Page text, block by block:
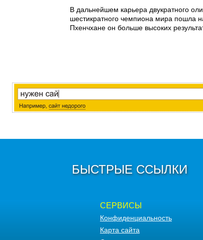
В дальнейшем карьера двукратного
шестикратного чемпиона мира пошла
Пхенчхане он больше высоких
БЫСТРЫЕ ССЫЛКИ
СЕРВИСЫ
Конфиденциальность
Карта сайта